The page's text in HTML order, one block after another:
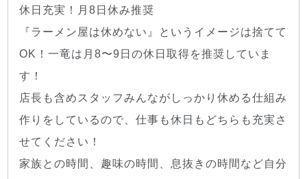
休日充実！月8日休み推奨
『ラーメン屋は休めない』というイメージは捨てて
OK！一竜は月8〜9日の休日取得を推奨していま
す！
店長も含めスタッフみんながしっかり休める仕組み
作りをしているので、仕事も休日もどちらも充実さ
せてください！
家族との時間、趣味の時間、息抜きの時間など自分